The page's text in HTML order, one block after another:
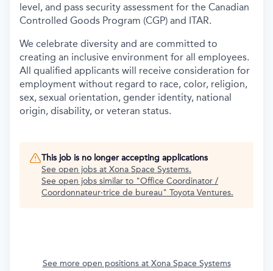
level, and pass security assessment for the Canadian
Controlled Goods Program (CGP) and ITAR.
We celebrate diversity and are committed to
creating an inclusive environment for all employees.
All qualified applicants will receive consideration for
employment without regard to race, color, religion,
sex, sexual orientation, gender identity, national
origin, disability, or veteran status.
This job is no longer accepting applications
See open jobs at Xona Space Systems.
See open jobs similar to "Office Coordinator /
Coordonnateur·trice de bureau" Toyota Ventures.
See more open positions at Xona Space Systems